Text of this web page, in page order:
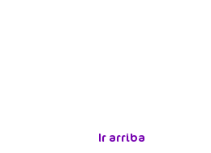
Ir arriba